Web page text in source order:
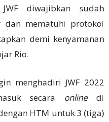
JWF diwajibkan sudah
dan mematuhi protokol
demi kenyamanan
Rio.
menghadiri JWF 2022
secara
onlinedi
HTM untuk 3 (tiga)